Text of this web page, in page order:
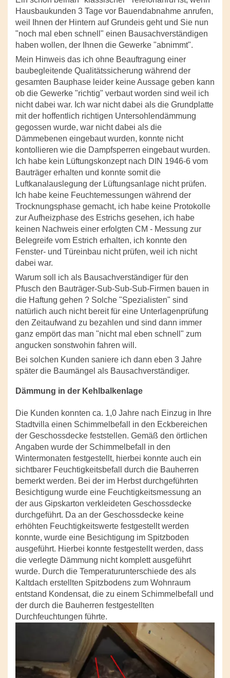
Hausbaukunden 3 Tage vor Bauendabnahme anrufen,
weil Ihnen der Hintern auf Grundeis geht und Sie nun
"noch mal eben schnell" einen Bausachverständigen
haben wollen, der Ihnen die Gewerke "abnimmt".
Mein Hinweis das ich ohne Beauftragung einer
baubegleitende Qualitätssicherung während der
gesamten Bauphase leider keine Aussage geben kann
ob die Gewerke "richtig" verbaut worden sind weil ich
nicht dabei war. Ich war nicht dabei als die Grundplatte
mit der hoffentlich richtigen Untersohlendämmung
gegossen wurde, war nicht dabei als die
Dämmebenen eingebaut wurden, konnte nicht
kontollieren wie die Dampfsperren eingebaut wurden.
Ich habe kein Lüftungskonzept nach DIN 1946-6 vom
Bauträger erhalten und konnte somit die
Luftkanalauslegung der Lüftungsanlage nicht prüfen.
Ich habe keine Feuchtemessungen während der
Trocknungsphase gemacht, ich habe keine Protokolle
zur Aufheizphase des Estrichs gesehen, ich habe
keinen Nachweis einer erfolgten CM - Messung zur
Belegreife vom Estrich erhalten, ich konnte den
Fenster- und Türeinbau nicht prüfen, weil ich nicht
dabei war.
Warum soll ich als Bausachverständiger für den
Pfusch den Bauträger-Sub-Sub-Sub-Firmen bauen in
die Haftung gehen ? Solche "Spezialisten" sind
natürlich auch nicht bereit für eine Unterlagenprüfung
den Zeitaufwand zu bezahlen und sind dann immer
ganz empört das man "nicht mal eben schnell" zum
angucken sonstwohin fahren will.
Bei solchen Kunden saniere ich dann eben 3 Jahre
später die Baumängel als Bausachverständiger.
Dämmung in der Kehlbalkenlage
Die Kunden konnten ca. 1,0 Jahre nach Einzug in Ihre
Stadtvilla einen Schimmelbefall in den Eckbereichen
der Geschossdecke feststellen. Gemäß den örtlichen
Angaben wurde der Schimmelbefall in den
Wintermonaten festgestellt, hierbei konnte auch ein
sichtbarer Feuchtigkeitsbefall durch die Bauherren
bemerkt werden. Bei der im Herbst durchgeführten
Besichtigung wurde eine Feuchtigkeitsmessung an
der aus Gipskarton verkleideten Geschossdecke
durchgeführt. Da an der Geschossdecke keine
erhöhten Feuchtigkeitswerte festgestellt werden
konnte, wurde eine Besichtigung im Spitzboden
ausgeführt. Hierbei konnte festgestellt werden, dass
die verlegte Dämmung nicht komplett ausgeführt
wurde. Durch die Temperaturunterschiede des als
Kaltdach erstellten Spitzbodens zum Wohnraum
entstand Kondensat, die zu einem Schimmelbefall und
der durch die Bauherren festgestellten
Durchfeuchtungen führte.